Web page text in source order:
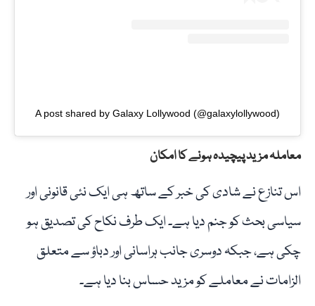
A post shared by Galaxy Lollywood (@galaxylollywood)
معاملہ مزید پیچیدہ ہونے کا امکان
اس تنازع نے شادی کی خبر کے ساتھ ہی ایک نئی قانونی اور
سیاسی بحث کو جنم دیا ہے۔ ایک طرف نکاح کی تصدیق ہو
چکی ہے، جبکہ دوسری جانب ہراسانی اور دباؤ سے متعلق
الزامات نے معاملے کو مزید حساس بنا دیا ہے۔